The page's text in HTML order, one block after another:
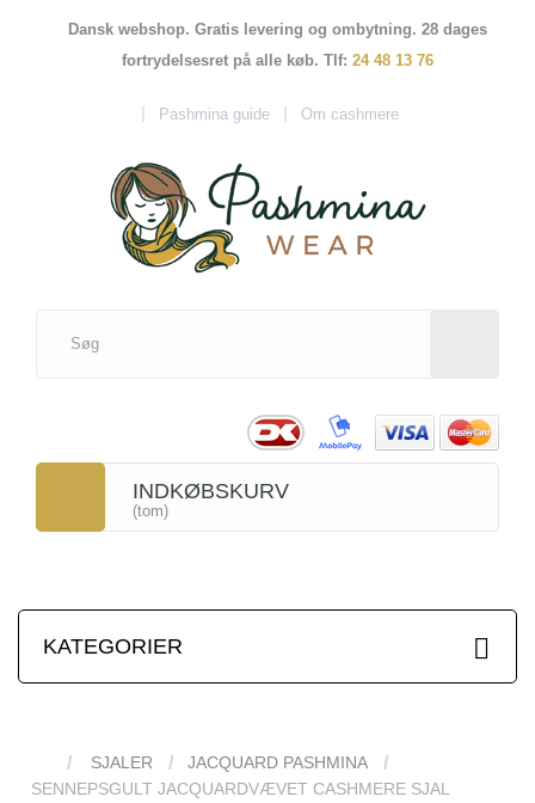
Dansk webshop. Gratis levering og ombytning. 28 dages
fortrydelsesret på alle køb. Tlf: 24 48 13 76
Pashmina guide Om cashmere
INDKØBSKURV
(tom)
KATEGORIER
SJALER
JACQUARD PASHMINA
SENNEPSGULT JACQUARDVÆVET CASHMERE SJAL